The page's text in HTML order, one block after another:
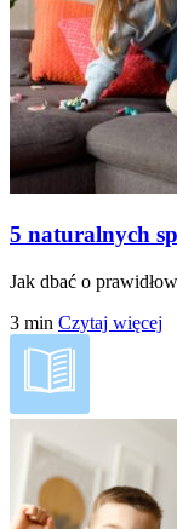
5 naturalnych
Jak dbać o
3 min Czytaj więcej